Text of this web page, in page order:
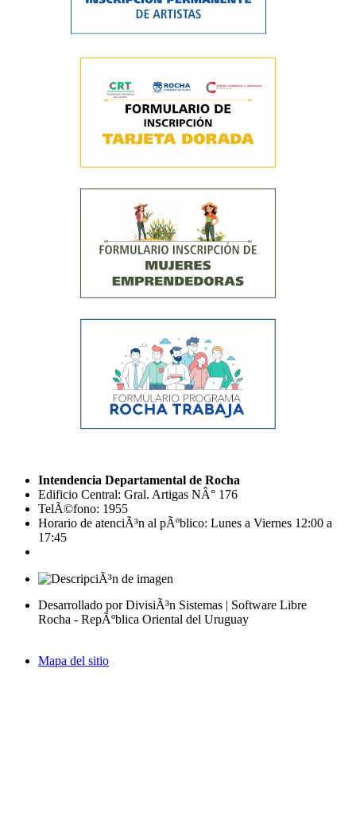
Intendencia Departamental de Rocha
Edificio Central: Gral. Artigas NÂ° 176
TelÃ©fono: 1955
Horario de atenciÃ³n al pÃºblico: Lunes a Viernes 12:00 a
17:45
Desarrollado por DivisiÃ³n Sistemas | Software Libre
Rocha - RepÃºblica Oriental del Uruguay
Mapa del sitio